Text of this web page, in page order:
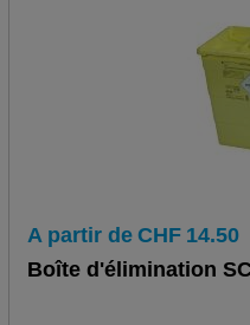
A partir de CHF 14.50
Boîte d'élimination